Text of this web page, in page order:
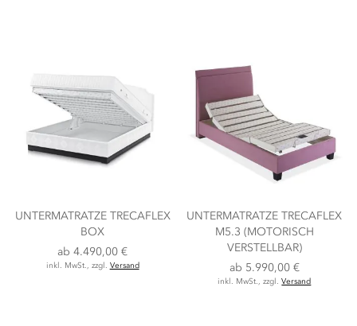
UNTERMATRATZE TRECAFLEX
BOX
ab4.490,00 €
inkl. MwSt., zzgl. Versand
UNTERMATRATZE TRECAFLEX
M5.3 (MOTORISCH
VERSTELLBAR)
ab 5.990,00 €
inkl. MwSt., zzgl.Versand